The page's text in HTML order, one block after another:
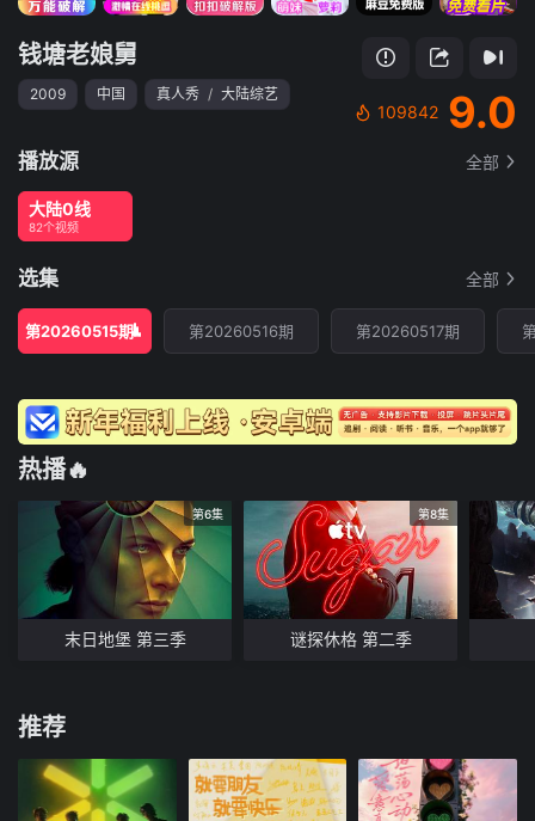
钱塘老娘舅
2009 中国 真人秀 / 大陆综艺
109842 9.0
播放源 全部
大陆0线
82个视频
选集 全部
第20260515期 第20260516期 第20260517期
热播🔥
第6集
末日地堡 第三季
第8集
谜探休格 第二季
推荐